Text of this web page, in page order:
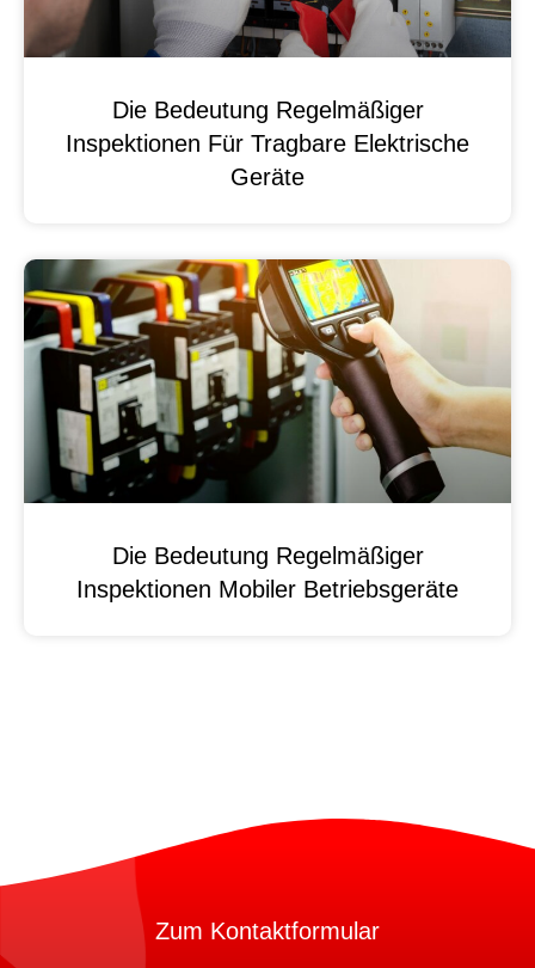
Die Bedeutung Regelmäßiger
Inspektionen Für Tragbare Elektrische
Geräte
Die Bedeutung Regelmäßiger
Inspektionen Mobiler Betriebsgeräte
Zum Kontaktformular